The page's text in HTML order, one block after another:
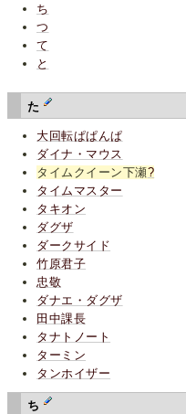
ち
つ
て
と
た
大回転ぱぱんぱ
ダイナ・マウス
タイムクイーン下瀬?
タイムマスター
タキオン
ダグザ
ダークサイド
竹原君子
忠敬
ダナエ・ダグザ
田中課長
タナトノート
ターミン
タンホイザー
ち